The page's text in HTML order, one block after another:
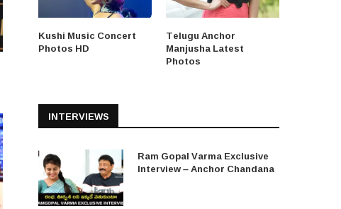
Kushi Music Concert
Photos HD
Telugu Anchor
Manjusha Latest
Photos
INTERVIEWS
Ram Gopal Varma Exclusive
Interview – Anchor Chandana